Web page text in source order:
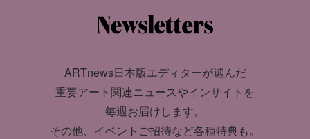
ARTnews日本版エディターが選んだ
重要アート関連ニュースやインサイトを
毎週お届けします。
その他、イベントご招待など各種特典も。